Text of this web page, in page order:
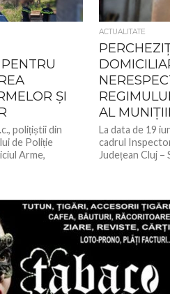
ȘI
polițiștii din
de Poliție
Arme,
ACTUALITATE
AL
La data de 19
cadrul
Județean Cluj –